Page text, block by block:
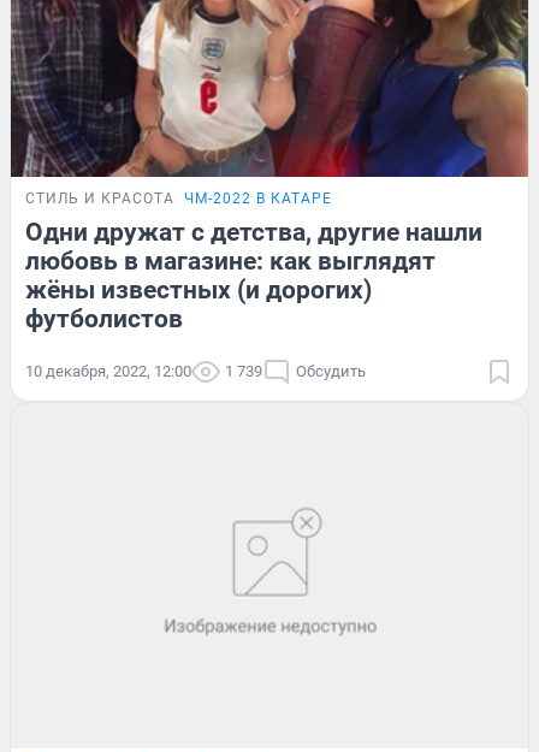
СТИЛЬ И КРАСОТА ЧМ-2022 В КАТАРЕ
Одни дружат с детства, другие нашли
любовь в магазине: как выглядят
жёны известных (и дорогих)
футболистов
10 декабря, 2022, 12:00 1 739 Обсудить